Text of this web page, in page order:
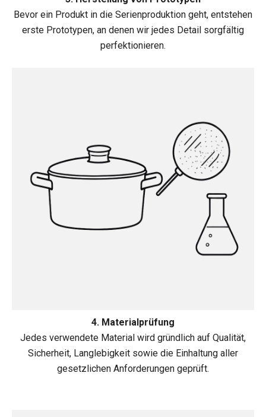
Bevor ein Produkt in die Serienproduktion geht, entstehen
erste Prototypen, an denen wir jedes Detail sorgfältig
perfektionieren.
4. Materialprüfung
Jedes verwendete Material wird gründlich auf Qualität,
Sicherheit, Langlebigkeit sowie die Einhaltung aller
gesetzlichen Anforderungen geprüft.